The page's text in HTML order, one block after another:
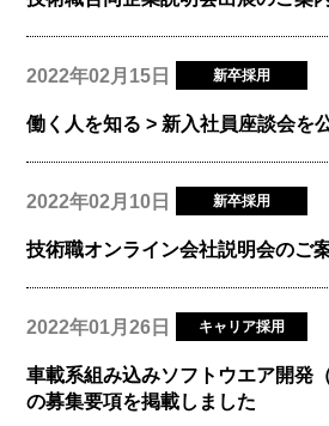
2022年02月15日 新卒採用
働く人を知る > 新入社員座談会を
2022年02月10日 新卒採用
技術職オンライン会社説明会のご
2022年01月26日 キャリア採用
車載系組み込みソフトウエア開発
の募集要項を掲載しました